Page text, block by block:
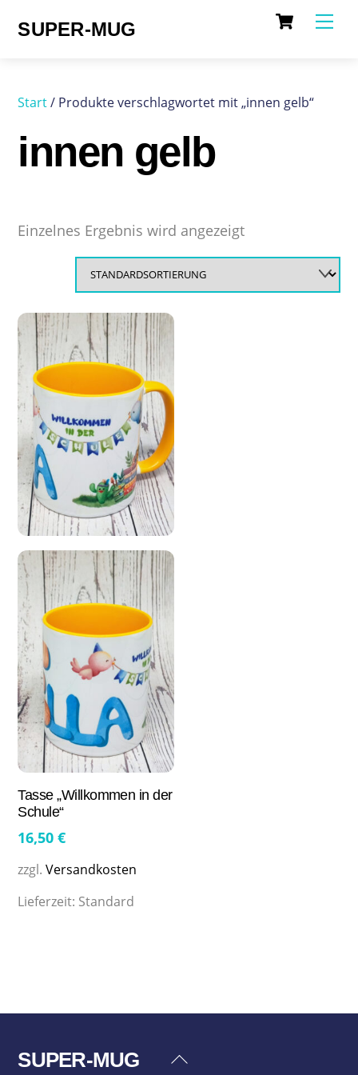
Cart
SUPER-MUG
Start/ Produkte verschlagwortet mit „innen gelb“
innen gelb
Einzelnes Ergebnis wird angezeigt
Tasse „Willkommen in der
Schule“
16,50€
zzgl.Versandkosten
Lieferzeit: Standard
Back
SUPER-MUG